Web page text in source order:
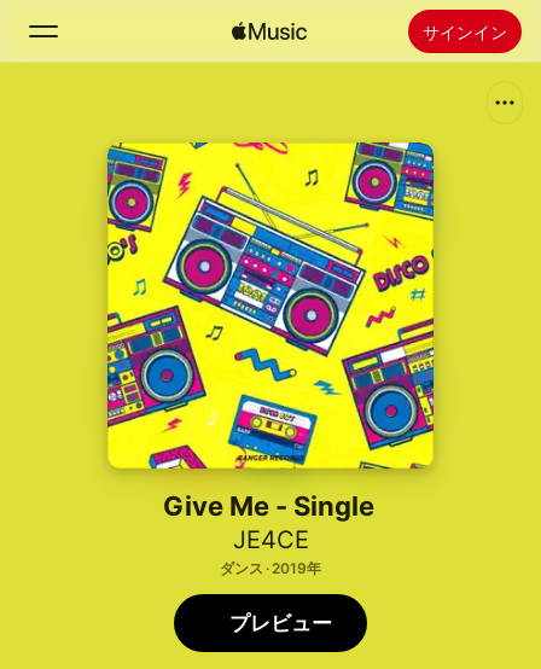
サインイン
ホーム
新着おすすめ
Apple Musicをインストール
Give Me - Single
JE4CE
ダンス · 2019年
プレビュー